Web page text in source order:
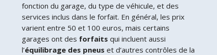
fonction du garage, du type de véhicule, et des
services inclus dans le forfait. En général, les prix
varient entre 50 et 100 euros, mais certains
garages ont des forfaits qui incluent aussi
l’équilibrage des pneus et d’autres contrôles de la